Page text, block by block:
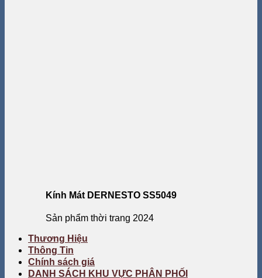
Kính Mát DERNESTO SS5049
Sản phẩm thời trang 2024
Thương Hiệu
Thông Tin
Chính sách giá
DANH SÁCH KHU VỰC PHÂN PHỐI